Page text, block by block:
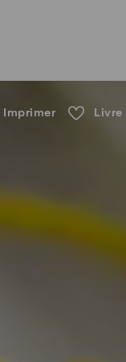
Imprimer Livre